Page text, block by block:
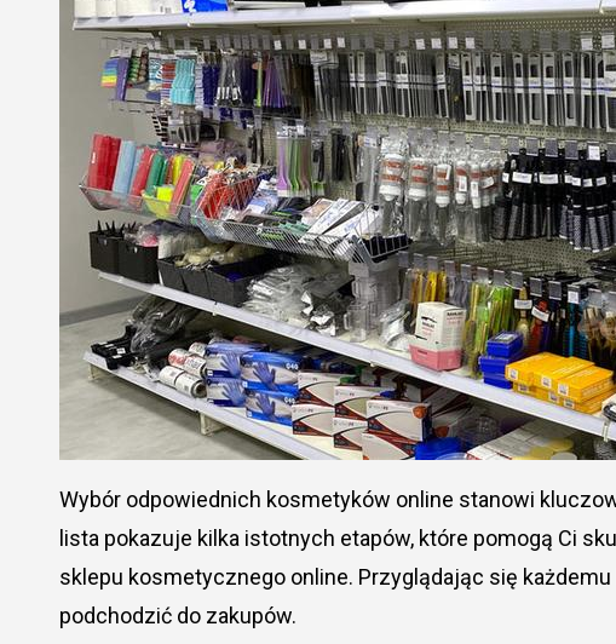
Wybór odpowiednich kosmetyków online stanowi kluczowy krok w osiągnięciu idealnej pielęgnacji. Poniższa
lista pokazuje kilka istotnych etapów, które pomogą Ci
sklepu kosmetycznego online. Przyglądając się
podchodzić do zakupów.